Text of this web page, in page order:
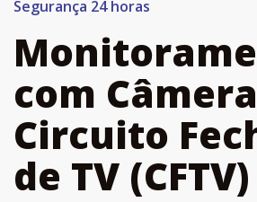
Segurança 24 horas
com
Circuito
de TV (CFTV)